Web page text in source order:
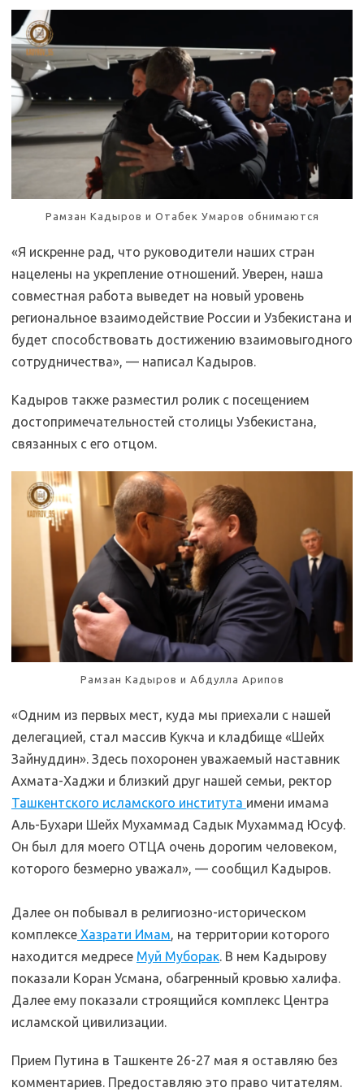
Рамзан Кадыров и Отабек Умаров обнимаются
«Я искренне рад, что руководители наших стран
нацелены на укрепление отношений. Уверен, наша
совместная работа выведет на новый уровень
региональное взаимодействие России и Узбекистана и
будет способствовать достижению взаимовыгодного
сотрудничества», — написал Кадыров.
Кадыров также разместил ролик с посещением
достопримечательностей столицы Узбекистана,
связанных с его отцом.
Рамзан Кадыров и Абдулла Арипов
«Одним из первых мест, куда мы приехали с нашей
делегацией, стал массив Кукча и кладбище «Шейх
Зайнуддин». Здесь похоронен уважаемый наставник
Ахмата-Хаджи и близкий друг нашей семьи, ректор
Ташкентского исламского института имени имама
Аль-Бухари Шейх Мухаммад Садык Мухаммад Юсуф.
Он был для моего ОТЦА очень дорогим человеком,
которого безмерно уважал», — сообщил Кадыров.
Далее он побывал в религиозно-историческом
комплексе Хазрати Имам, на территории которого
находится медресе Муй Муборак. В нем Кадырову
показали Коран Усмана, обагренный кровью халифа.
Далее ему показали строящийся комплекс Центра
исламской цивилизации.
Прием Путина в Ташкенте 26-27 мая я оставляю без
комментариев. Предоставляю это право читателям.